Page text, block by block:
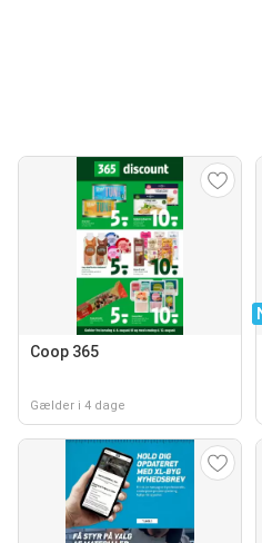
Coop 365
Gælder i 4 dage